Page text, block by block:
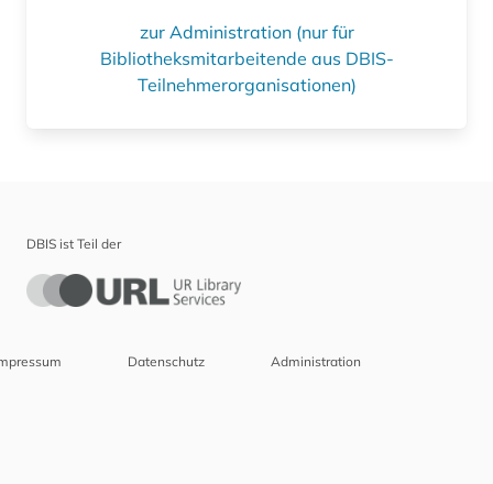
zur Administration (nur für
Bibliotheksmitarbeitende aus DBIS-
Teilnehmerorganisationen)
DBIS ist Teil der
Datenschutz Administration